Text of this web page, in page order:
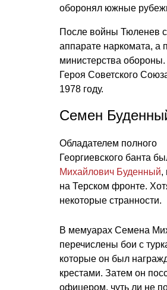
оборонял южные
После войны Тюленев
аппарате наркомата, а
министерства
Героя Советского
1978 году.
Семен
Обладателем полного
Георгиевского банта
Михайлович Буденный,
на Терском фронте.
некоторые странности.
В мемуарах Семена
перечислены бои с
которые он был
крестами. Затем он
офицером, чуть ли не